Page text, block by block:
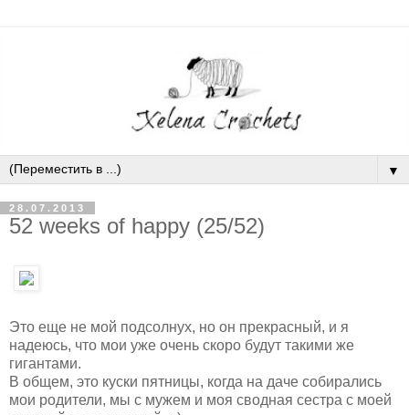
▼
28.07.2013
52 weeks of happy (25/52)
Это еще не мой подсолнух, но он прекрасный, и я
надеюсь, что мои уже очень скоро будут такими же
гигантами.
В общем, это куски пятницы, когда на даче собирались
мои родители, мы с мужем и моя сводная сестра с моей